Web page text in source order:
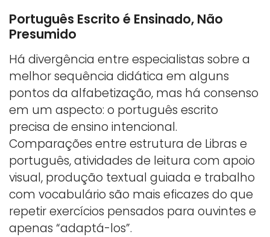
Português Escrito é Ensinado, Não
Presumido
Há divergência entre especialistas sobre a
melhor sequência didática em alguns
pontos da alfabetização, mas há consenso
em um aspecto: o português escrito
precisa de ensino intencional.
Comparações entre estrutura de Libras e
português, atividades de leitura com apoio
visual, produção textual guiada e trabalho
com vocabulário são mais eficazes do que
repetir exercícios pensados para ouvintes e
apenas “adaptá-los”.